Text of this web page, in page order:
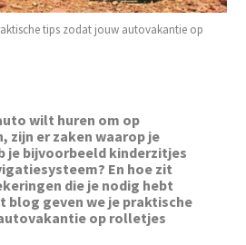
tips zodat jouw autovakantie op
wilt huren om op
zijn er zaken waarop je
je bijvoorbeeld kinderzitjes
En hoe zit
die je nodig hebt
blog geven we je praktische
op rolletjes